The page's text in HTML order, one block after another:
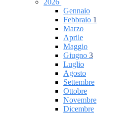
2026
Gennaio
Febbraio 1
Marzo
Aprile
Maggio
Giugno 3
Luglio
Agosto
Settembre
Ottobre
Novembre
Dicembre